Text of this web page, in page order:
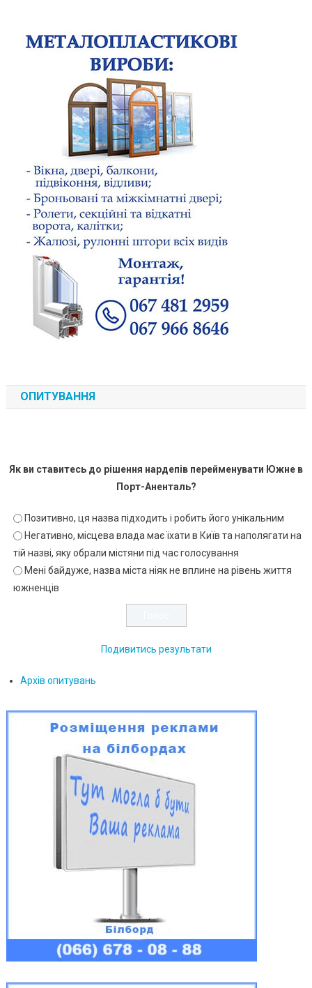
ОПИТУВАННЯ
Як ви ставитесь до рішення нардепів перейменувати Южне в
Порт-Аненталь?
Позитивно, ця назва підходить і робить його унікальним
Негативно, місцева влада має їхати в Київ та наполягати на
тій назві, яку обрали містяни під час голосування
Мені байдуже, назва міста ніяк не вплине на рівень життя
южненців
Подивитись результати
Архів опитувань